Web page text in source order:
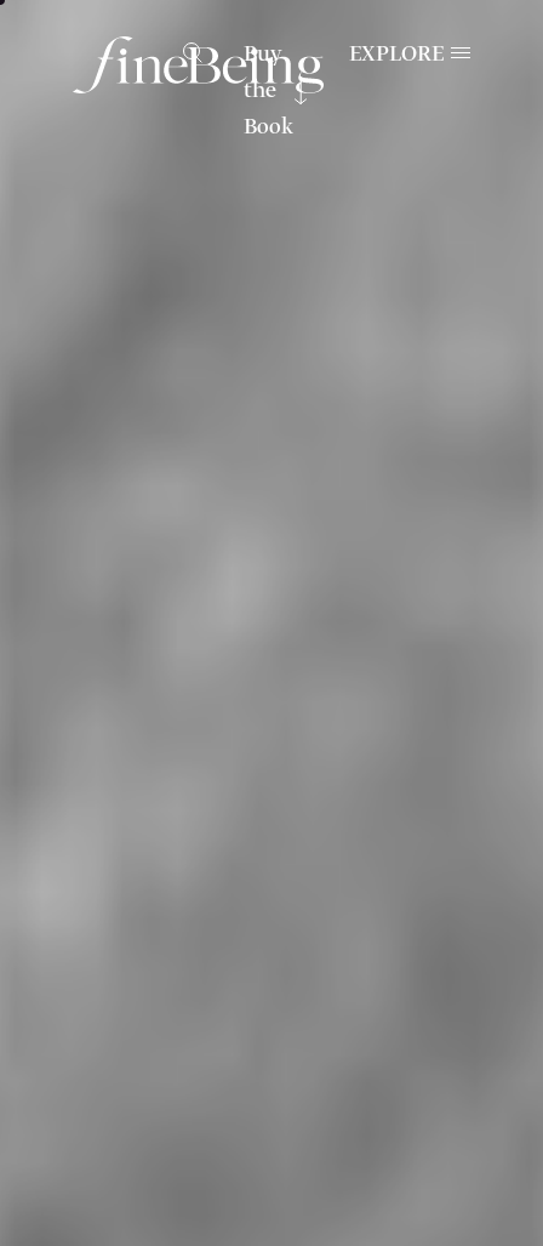
Buy
the
Book
EXPLORE